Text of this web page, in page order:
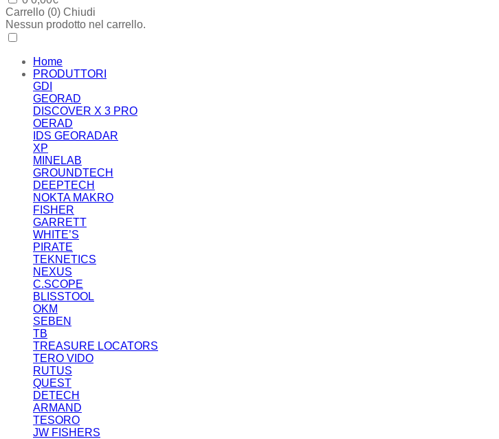
Carrello (0) Chiudi
Nessun prodotto nel carrello.
Home
PRODUTTORI
GDI
GEORAD
DISCOVER X 3 PRO
OERAD
IDS GEORADAR
XP
MINELAB
GROUNDTECH
DEEPTECH
NOKTA MAKRO
FISHER
GARRETT
WHITE’S
PIRATE
TEKNETICS
NEXUS
C.SCOPE
BLISSTOOL
OKM
SEBEN
TB
TREASURE LOCATORS
TERO VIDO
RUTUS
QUEST
DETECH
ARMAND
TESORO
JW FISHERS